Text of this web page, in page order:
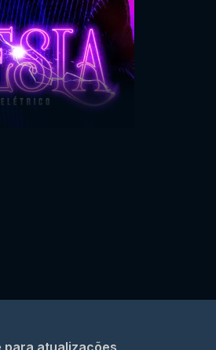
para atualizações